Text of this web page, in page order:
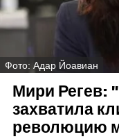
Фото: Адар Йоавиан
Мири Регев:
захватила
революцию